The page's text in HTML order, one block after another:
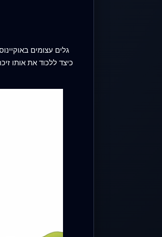
גלים עצומים
כיצד ללכוד את אותו